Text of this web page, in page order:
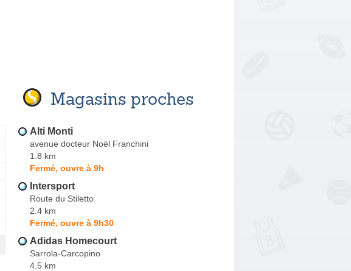
Magasins proches
Alti Monti
avenue docteur Noël Franchini
1.8 km
Fermé, ouvre à 9h
Intersport
Route du Stiletto
2.4 km
Fermé, ouvre à 9h30
Adidas Homecourt
Sarrola-Carcopino
4.5 km